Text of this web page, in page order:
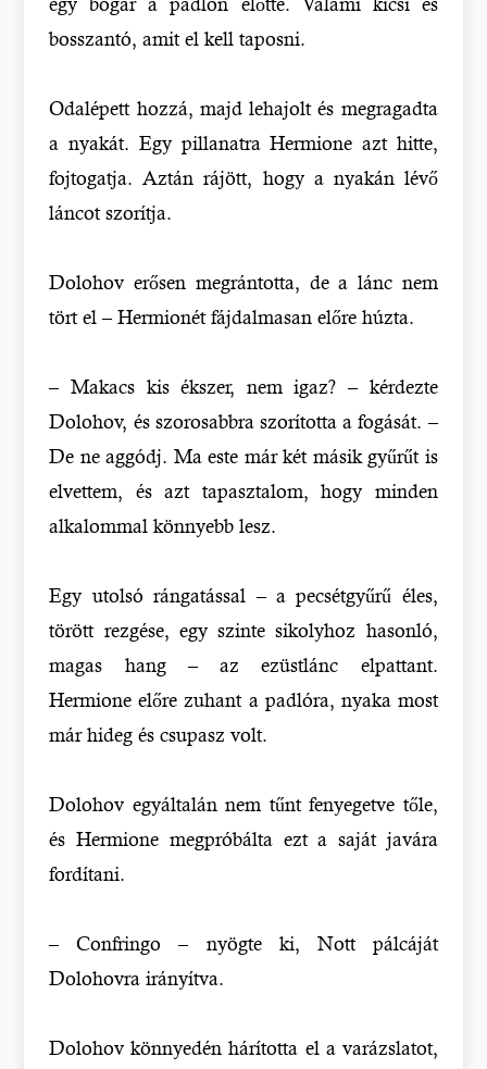
bosszantó, amit el kell taposni.
Odalépett hozzá, majd lehajolt és megragadta
a nyakát. Egy pillanatra Hermione azt hitte,
fojtogatja. Aztán rájött, hogy a nyakán lévő
láncot szorítja.
Dolohov erősen megrántotta, de a lánc nem
tört el – Hermionét fájdalmasan előre húzta.
– Makacs kis ékszer, nem igaz? – kérdezte
Dolohov, és szorosabbra szorította a fogását. –
De ne aggódj. Ma este már két másik gyűrűt is
elvettem, és azt tapasztalom, hogy minden
alkalommal könnyebb lesz.
Egy utolsó rángatással – a pecsétgyűrű éles,
törött rezgése, egy szinte sikolyhoz hasonló,
magas hang – az ezüstlánc elpattant.
Hermione előre zuhant a padlóra, nyaka most
már hideg és csupasz volt.
Dolohov egyáltalán nem tűnt fenyegetve tőle,
és Hermione megpróbálta ezt a saját javára
fordítani.
– Confringo – nyögte ki, Nott pálcáját
Dolohovra irányítva.
Dolohov könnyedén hárította el a varázslatot,